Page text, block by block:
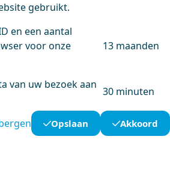
gebruikt.
en een aantal
voor onze
13 maanden
van uw bezoek aan
30 minuten
Opslaan Akkoord